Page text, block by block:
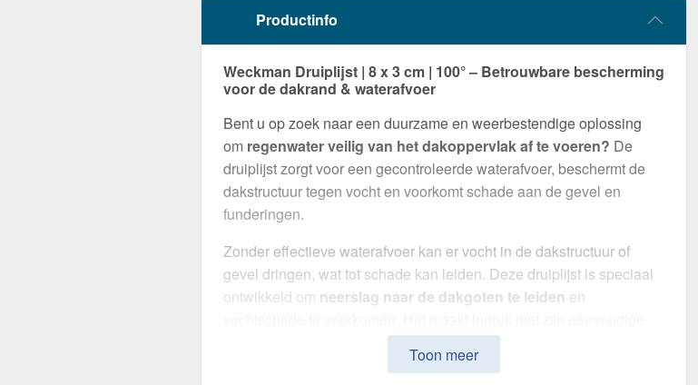
Productinfo
Weckman Druiplijst | 8 x 3 cm | 100° – Betrouwbare bescherming
voor de dakrand & waterafvoer
Bent u op zoek naar een duurzame en weerbestendige oplossing
om regenwater veilig van het dakoppervlak af te voeren? De
druiplijst zorgt voor een gecontroleerde waterafvoer, beschermt de
dakstructuur tegen vocht en voorkomt schade aan de gevel en
funderingen.
Zonder effectieve waterafvoer kan er vocht in de dakstructuur of
gevel dringen, wat tot schade kan leiden. Deze druiplijst is speciaal
ontwikkeld om neerslag naar de dakgoten te leiden en
montage, hoge weerstand en robuuste coating.
met eenmateriaaldikte van 0,50 mm
Toon meer